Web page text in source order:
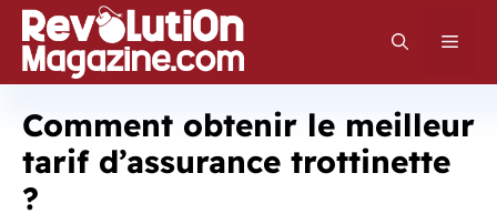
Aller
au
contenu
Comment obtenir le meilleur
tarif d’assurance trottinette
?